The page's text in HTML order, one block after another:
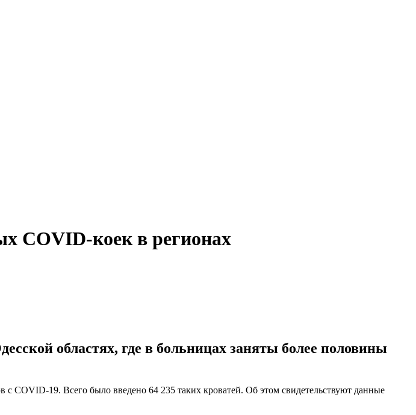
COVID-коек в регионах
областях, где в больницах заняты более половины
COVID-19. Всего было введено 64 235 таких кроватей. Об этом свидетельствуют данные